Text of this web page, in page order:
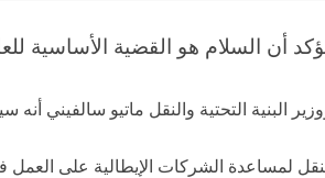
أن السلام هو القضية الأساسية
البنية التحتية والنقل ماتيو سالفيني
لمساعدة الشركات الإيطالية على العمل